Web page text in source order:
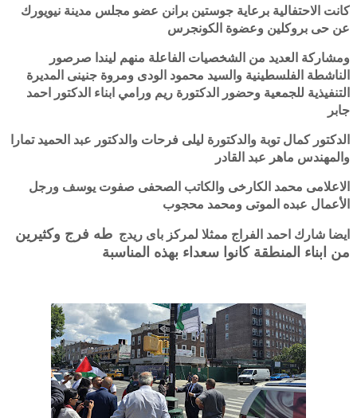
كانت الاحتفالية برعاية جوستين برانن عضو مجلس مدينة نيويورك
عن حى بروكلين وعضوة الكونجرس
ومشاركة العديد من الشخصيات الفاعلة منهم ليندا صرصور
الناشطة الفلسطينية والسيد محمود الودى ومروة جنينى المديرة
التنفيذية للجمعية وحضور الدكتورة ريم ورامي ابناء الدكتور احمد
جابر
الدكتور كمال توبة والدكتورة ليلى فرحات والدكتور عبد الحميد تمارا
والمهندس ماهر عبد القادر
الاعلامى محمد الكارخى والكاتب الصحفى صفوت يوسف ورجل
الأعمال عبده الموتى ومحمد محجوب
ايضا شارك احمد الفراج ممثلا لمركز باى ريدج طه فرج وكثيرين
من ابناء المنطقة كانوا سعداء بهذه المناسبة